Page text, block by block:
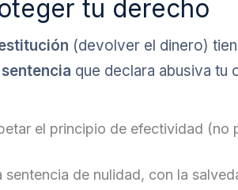
tu derecho
(devolver el dinero)
que declara abusiva tu
el principio de efectividad (no
de nulidad, con la